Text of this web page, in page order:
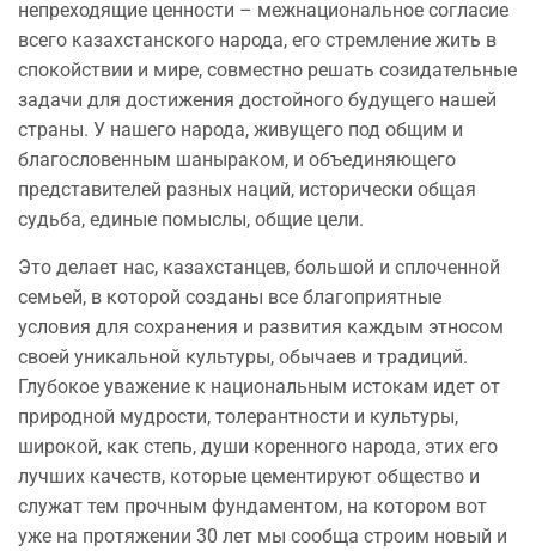
непреходящие ценности – межнациональное согласие
всего казахстанского народа, его стремление жить в
спокойствии и мире, совместно решать созидательные
задачи для достижения достойного будущего нашей
страны. У нашего народа, живущего под общим и
благословенным шаныраком, и объединяющего
представителей разных наций, исторически общая
судьба, единые помыслы, общие цели.
Это делает нас, казахстанцев, большой и сплоченной
семьей, в которой созданы все благоприятные
условия для сохранения и развития каждым этносом
своей уникальной культуры, обычаев и традиций.
Глубокое уважение к национальным истокам идет от
природной мудрости, толерантности и культуры,
широкой, как степь, души коренного народа, этих его
лучших качеств, которые цементируют общество и
служат тем прочным фундаментом, на котором вот
уже на протяжении 30 лет мы сообща строим новый и